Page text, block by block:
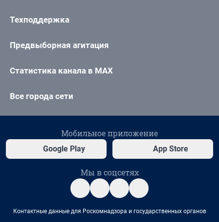
Техподдержка
Предвыборная агитация
Статистика канала в MAX
Все города сети
Мобильное приложение
Google Play App Store
Мы в соцсетях
Контактные данные для Роскомнадзора и государственных органов